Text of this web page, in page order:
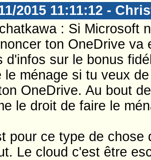
2015 11:11:12 -
: Si Microsoft
ton OneDrive va
d'infos sur le bonus
le ménage si tu veux
OneDrive. Au bout
le droit de faire le
pour ce type de chose
Le cloud c'est être